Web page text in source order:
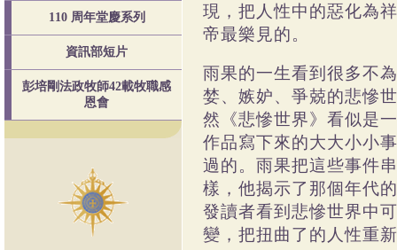
110 周年堂慶系列
資訊部短片
彭培剛法政牧師42載牧職感
恩會
現，把人性中的惡化為
帝最樂見的。
雨果的一生看到很多不
婪、嫉妒、爭兢的悲慘
然《悲慘世界》看似是
作品寫下來的大大小小
過的。雨果把這些事件
樣，他揭示了那個年代
發讀者看到悲慘世界中
變，把扭曲了的人性重